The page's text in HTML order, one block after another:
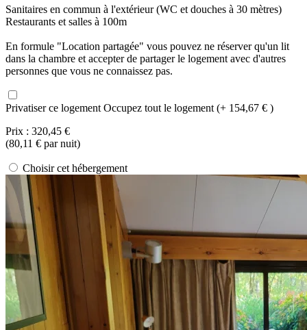
Sanitaires en commun à l'extérieur (WC et douches à 30 mètres)
Restaurants et salles à 100m
En formule "Location partagée" vous pouvez ne réserver qu'un lit
dans la chambre et accepter de partager le logement avec d'autres
personnes que vous ne connaissez pas.
Privatiser ce logement Occupez tout le logement (+ 154,67 € )
Prix : 320,45 €
(80,11 € par nuit)
Choisir cet hébergement